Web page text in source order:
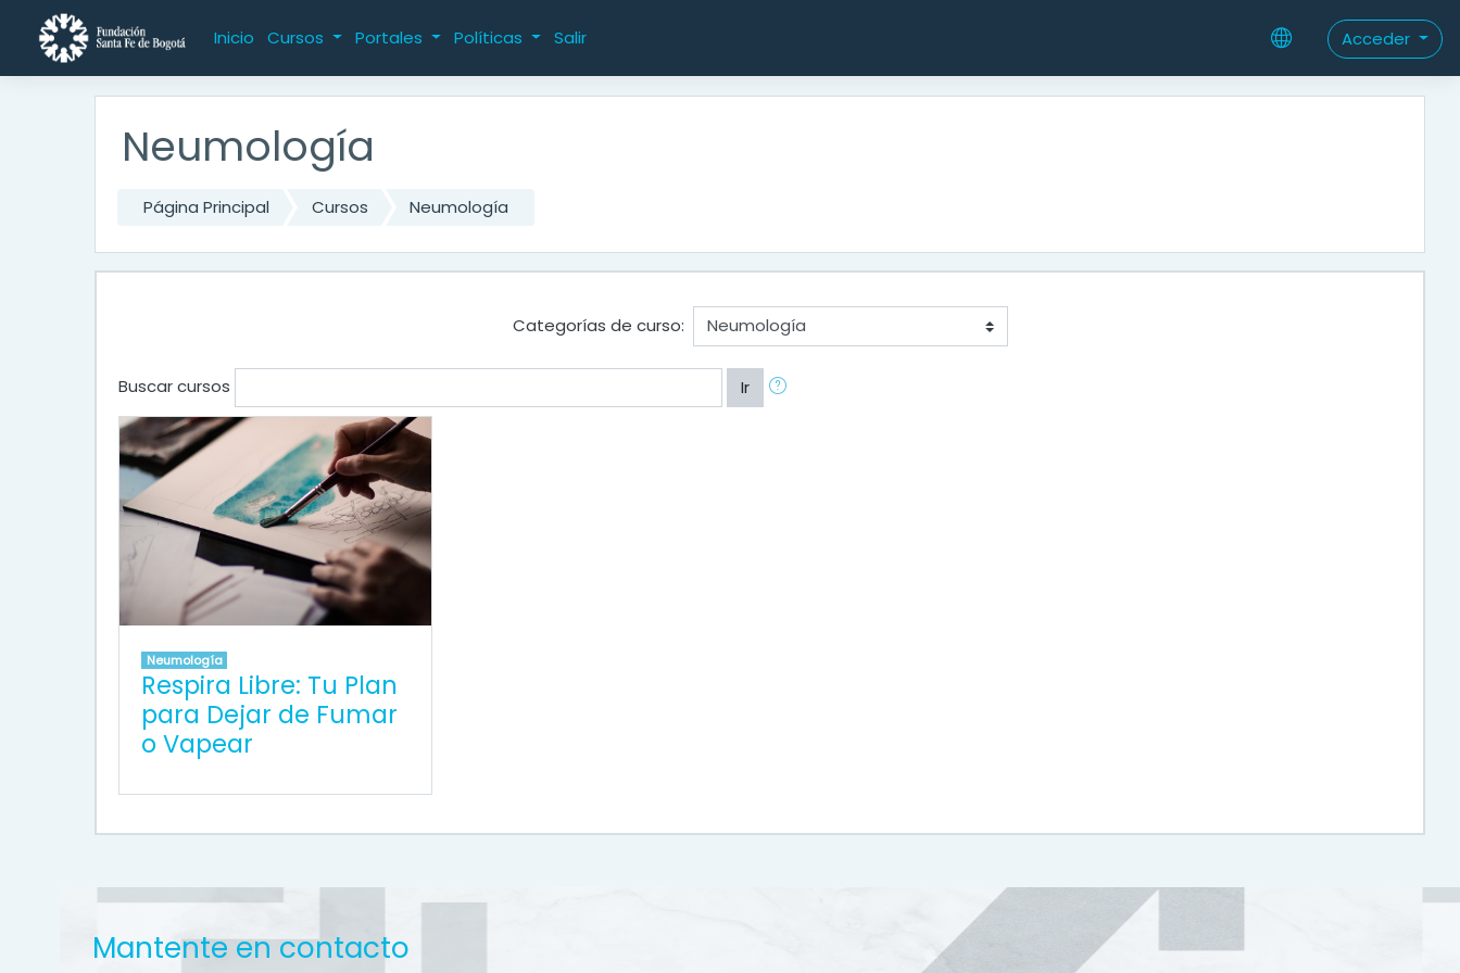
Inicio Cursos Portales Políticas Salir Acceder
Saltar al contenido principal
Neumología
Página Principal Cursos Neumología
Categorías de curso:
Buscar cursos Ir
Neumología
Respira Libre: Tu Plan
para Dejar de Fumar
o Vapear
Mantente en contacto